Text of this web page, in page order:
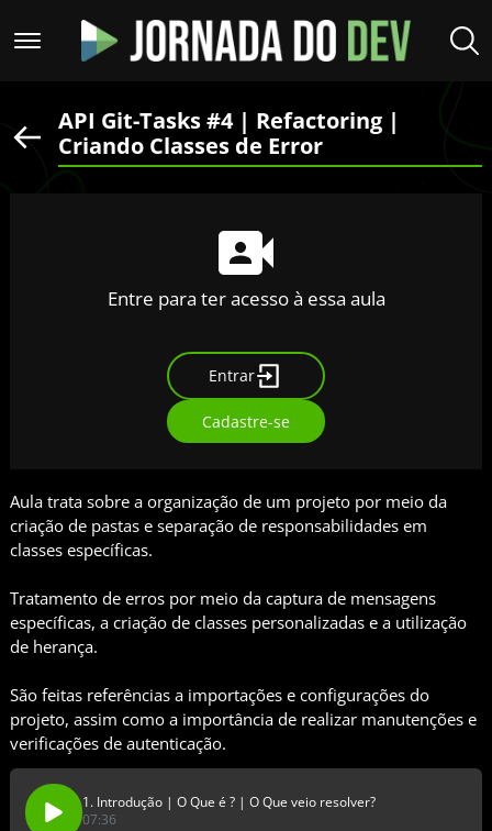
API Git-Tasks #4 | Refactoring |
Criando Classes de Error
Entre para ter acesso à essa aula
Entrar
Cadastre-se
Aula trata sobre a organização de um projeto por meio da
criação de pastas e separação de responsabilidades em
classes específicas.
Tratamento de erros por meio da captura de mensagens
específicas, a criação de classes personalizadas e a utilização
de herança.
São feitas referências a importações e configurações do
projeto, assim como a importância de realizar manutenções e
verificações de autenticação.
1. Introdução | O Que é ? | O Que veio resolver?
07:36